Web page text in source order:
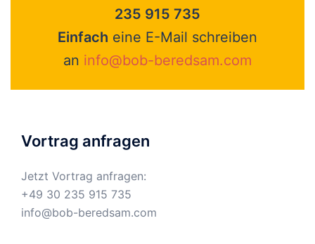
235 915 735
Einfach eine E-Mail schreiben
an info@bob-beredsam.com
Vortrag anfragen
Jetzt Vortrag anfragen:
+49 30 235 915 735
info@bob-beredsam.com